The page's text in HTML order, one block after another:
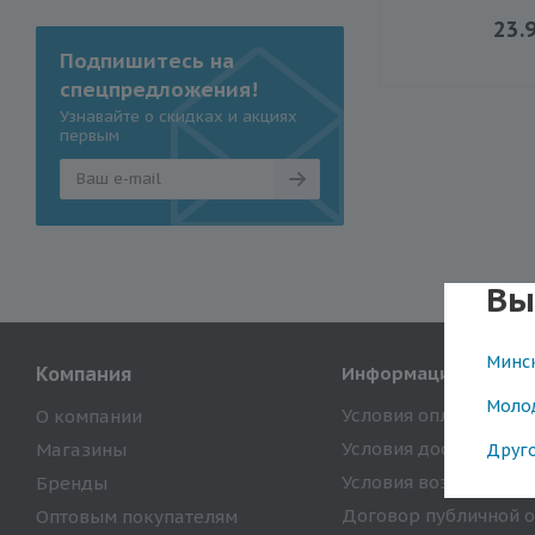
Подпишитесь на
спецпредложения!
Узнавайте о скидках и акциях
первым
Компания
О компании
Магазины
Бренды
Оптовым покупателям
Информация
Условия оплаты
Условия доставки
Условия возврата
Договор публичной